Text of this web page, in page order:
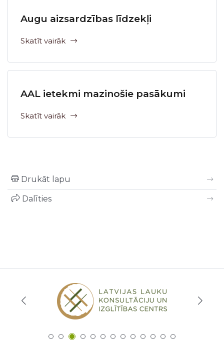
Augu aizsardzības līdzekļi
Skatīt vairāk
AAL ietekmi mazinošie pasākumi
Skatīt vairāk
Drukāt lapu
Dalīties